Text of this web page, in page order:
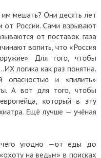
мешать? Они десять лет
от России. Сами взрывают
от поставок газа
вопить, что «Россия
Для того, чтобы
логика как раз понятна.
опасностью и «пилить»
А вот для того, чтобы
европейца, который в эту
Ещё лучше — учёная
угодно —от еды до
на ведьм» в поисках